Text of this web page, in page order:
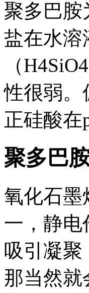
聚多巴胺
盐在水溶
（
性很弱。
正硅酸在
聚多巴
氧化石墨
一，静电
吸引凝聚
那当然就